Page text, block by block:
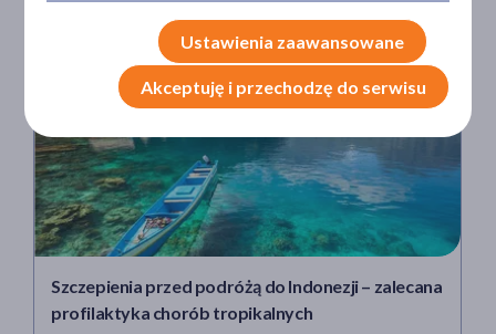
Szczepienia przed podróżą do Indonezji – zalecana
profilaktyka chorób tropikalnych
Ustawienia zaawansowane
Akceptuję i przechodzę do serwisu